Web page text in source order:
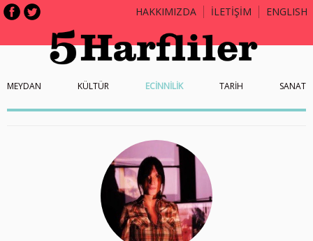
HAKKIMIZDA İLETİŞİM ENGLISH
MEYDAN KÜLTÜR ECİNNİLİK TARİH SANAT